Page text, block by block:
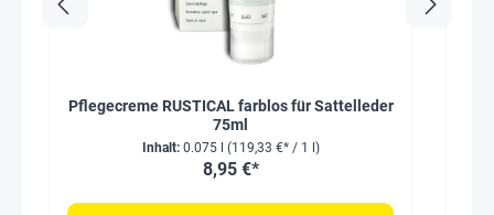
Pflegecreme RUSTICAL farblos für Sattelleder
75ml
Inhalt: 0.075 l (119,33 €* / 1 l)
8,95 €*